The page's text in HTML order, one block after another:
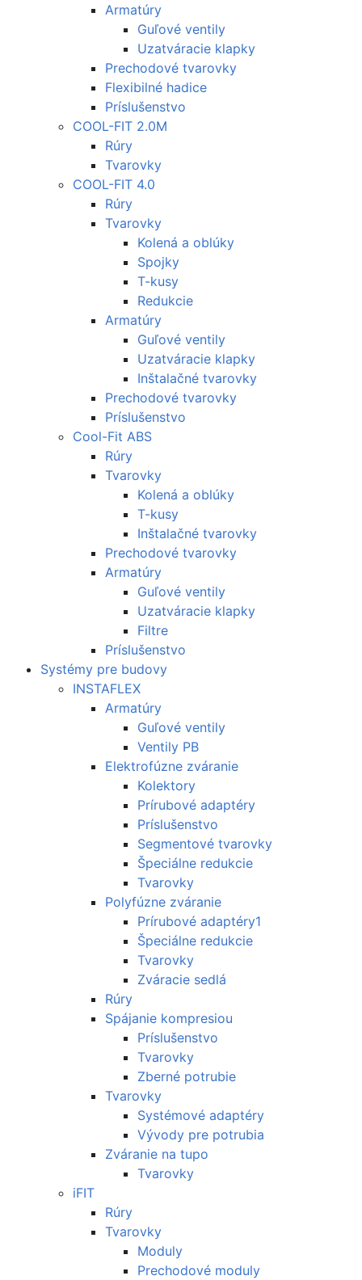
Armatúry
Guľové ventily
Uzatváracie klapky
Prechodové tvarovky
Flexibilné hadice
Príslušenstvo
COOL-FIT 2.0M
Rúry
Tvarovky
COOL-FIT 4.0
Rúry
Tvarovky
Kolená a oblúky
Spojky
T-kusy
Redukcie
Armatúry
Guľové ventily
Uzatváracie klapky
Inštalačné tvarovky
Prechodové tvarovky
Príslušenstvo
Cool-Fit ABS
Rúry
Tvarovky
Kolená a oblúky
T-kusy
Inštalačné tvarovky
Prechodové tvarovky
Armatúry
Guľové ventily
Uzatváracie klapky
Filtre
Príslušenstvo
Systémy pre budovy
INSTAFLEX
Armatúry
Guľové ventily
Ventily PB
Elektrofúzne zváranie
Kolektory
Prírubové adaptéry
Príslušenstvo
Segmentové tvarovky
Špeciálne redukcie
Tvarovky
Polyfúzne zváranie
Prírubové adaptéry1
Špeciálne redukcie
Tvarovky
Zváracie sedlá
Rúry
Spájanie kompresiou
Príslušenstvo
Tvarovky
Zberné potrubie
Tvarovky
Systémové adaptéry
Vývody pre potrubia
Zváranie na tupo
Tvarovky
iFIT
Rúry
Tvarovky
Moduly
Prechodové moduly